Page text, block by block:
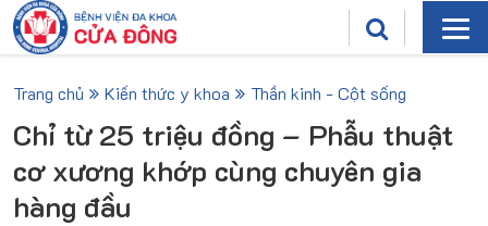
Trang chủ Kiến thức y khoa Thần kinh - Cột sống
Chỉ từ 25 triệu đồng – Phẫu thuật
cơ xương khớp cùng chuyên gia
hàng đầu